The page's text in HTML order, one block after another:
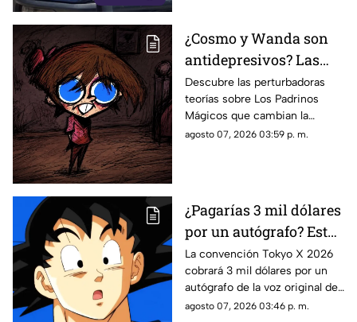
¿Cosmo y Wanda son
antidepresivos? Las
perturbadoras teorías y
las hipótesis más
oscuras sobre Los
Padrinos Mágicos
Descubre las perturbadoras
teorías sobre Los Padrinos
Mágicos que cambian la
historia de Timmy Turner y el
agosto 07, 2026 03:59 p. m.
¿Pagarías 3 mil dólares
por un autógrafo? Esto
cobra quien da voz a
Goku e indigna a los
fans
La convención Tokyo X 2026
cobrará 3 mil dólares por un
autógrafo de la voz original de
Goku en Dragon Ball. Fans
agosto 07, 2026 03:46 p. m.